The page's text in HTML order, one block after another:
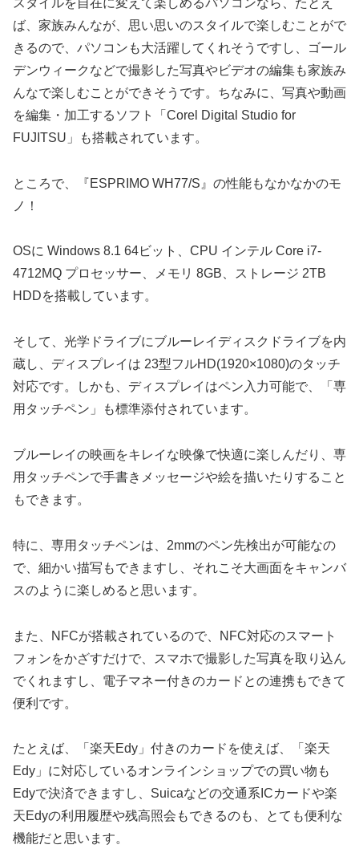
ば、家族みんなが、思い思いのスタイルで楽しむことがで
きるので、パソコンも大活躍してくれそうですし、ゴール
デンウィークなどで撮影した写真やビデオの編集も家族み
んなで楽しむことができそうです。ちなみに、写真や動画
を編集・加工するソフト「Corel Digital Studio for
FUJITSU」も搭載されています。
ところで、『ESPRIMO WH77/S』の性能もなかなかのモ
ノ！
OSに Windows 8.1 64ビット、CPU インテル Core i7-
4712MQ プロセッサー、メモリ 8GB、ストレージ 2TB
HDDを搭載しています。
そして、光学ドライブにブルーレイディスクドライブを内
蔵し、ディスプレイは 23型フルHD(1920×1080)のタッチ
対応です。しかも、ディスプレイはペン入力可能で、「専
用タッチペン」も標準添付されています。
ブルーレイの映画をキレイな映像で快適に楽しんだり、専
用タッチペンで手書きメッセージや絵を描いたりすること
もできます。
特に、専用タッチペンは、2mmのペン先検出が可能なの
で、細かい描写もできますし、それこそ大画面をキャンバ
スのように楽しめると思います。
また、NFCが搭載されているので、NFC対応のスマート
フォンをかざすだけで、スマホで撮影した写真を取り込ん
でくれますし、電子マネー付きのカードとの連携もできて
便利です。
たとえば、「楽天Edy」付きのカードを使えば、「楽天
Edy」に対応しているオンラインショップでの買い物も
Edyで決済できますし、Suicaなどの交通系ICカードや楽
天Edyの利用履歴や残高照会もできるのも、とても便利な
機能だと思います。